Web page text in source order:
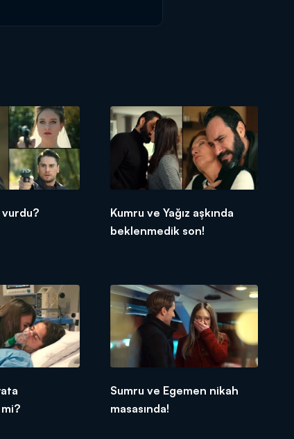
Teklifin yarım kaldığını
Kumru ve Yağız aşkında
beklenmedik son!
Sumru ve Egemen nikah
masasında!